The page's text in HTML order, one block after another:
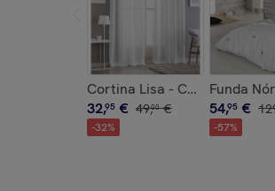
Cortina Lisa - Con Ojales -
32,95 € 49,00 €
-32%
Funda
54,95 €
-57%